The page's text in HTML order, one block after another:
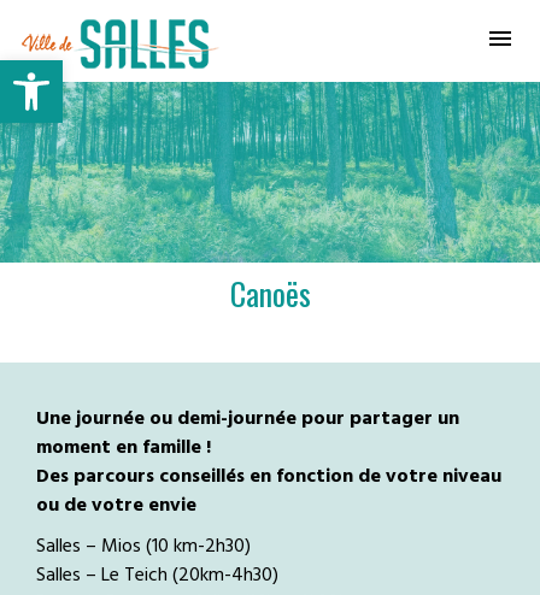
Ouvrir la barre d’outils
Canoës
Une journée ou demi-journée pour partager un
moment en famille !
Des parcours conseillés en fonction de votre niveau
ou de votre envie
Salles – Mios (10 km-2h30)
Salles – Le Teich (20km-4h30)